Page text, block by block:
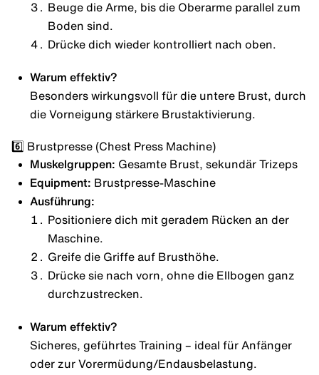
Beuge die Arme, bis die Oberarme parallel zum
Boden sind.
Drücke dich wieder kontrolliert nach oben.
Warum effektiv?
Besonders wirkungsvoll für die untere Brust, durch
die Vorneigung stärkere Brustaktivierung.
6️⃣ Brustpresse (Chest Press Machine)
Muskelgruppen: Gesamte Brust, sekundär Trizeps
Equipment: Brustpresse-Maschine
Ausführung:
Positioniere dich mit geradem Rücken an der
Maschine.
Greife die Griffe auf Brusthöhe.
Drücke sie nach vorn, ohne die Ellbogen ganz
durchzustrecken.
Warum effektiv?
Sicheres, geführtes Training – ideal für Anfänger
oder zur Vorermüdung/Endausbelastung.